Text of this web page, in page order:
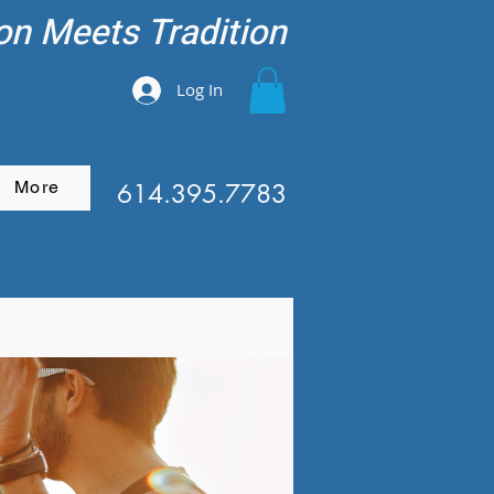
Meets Tradition
Log In
More 614.395.7783